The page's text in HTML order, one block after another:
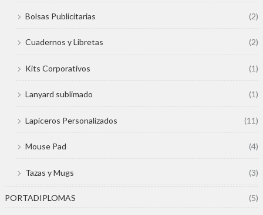
Bolsas Publicitarias (2)
Cuadernos y Libretas (2)
Kits Corporativos (1)
Lanyard sublimado (1)
Lapiceros Personalizados (11)
Mouse Pad (4)
Tazas y Mugs (3)
PORTADIPLOMAS (5)